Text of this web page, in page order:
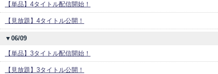
【単品】4タイトル配信開始！
【見放題】4タイトル公開！
▼06/09
【単品】3タイトル配信開始！
【見放題】3タイトル公開！